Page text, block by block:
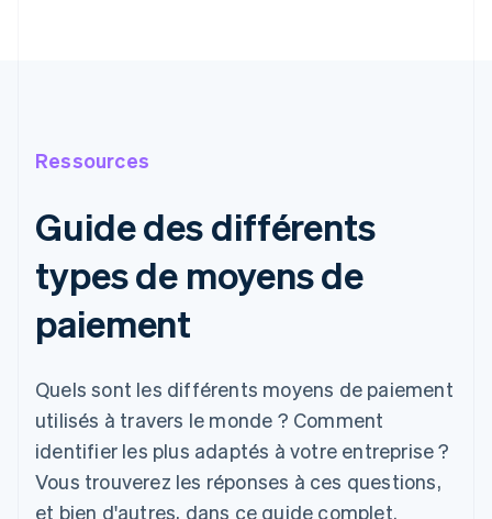
Ressources
Guide des différents
types de moyens de
paiement
Quels sont les différents moyens de paiement
utilisés à travers le monde ? Comment
identifier les plus adaptés à votre entreprise ?
Vous trouverez les réponses à ces questions,
et bien d'autres, dans ce guide complet.